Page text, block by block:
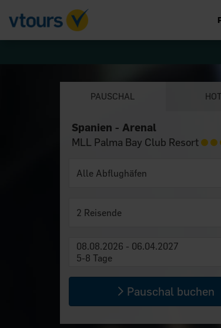
PAUSCHAL
Spanien - Arenal
MLL Palma Bay Club Resort
2 Reisende
08.08.2026 - 06.04.2027
5-8 Tage
Pauschal buchen